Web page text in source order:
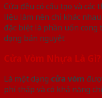
Cửa đều có cấu tạo và
liệu làm nên chỉ khác
đặc biệt là phần uốn
dạng bán nguyệt
Cửa Vòm Nhựa Là Gì?
Là một dạng cửa vòm
phí thấp và có khả năng